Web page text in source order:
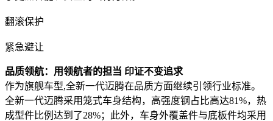
翻滚保护
紧急避让
品质领航：用领航者的担当 印证不变追求
作为旗舰车型,全新一代迈腾在品质方面继续引领行业标准。
全新一代迈腾采用笼式车身结构，高强度钢占比高达81%，热
成型件比例达到了28%；此外，车身外覆盖件与底板件均采用